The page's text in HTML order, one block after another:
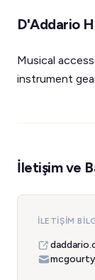
D'Addario
Musical
instrument
İletişim ve
İLETIŞIM